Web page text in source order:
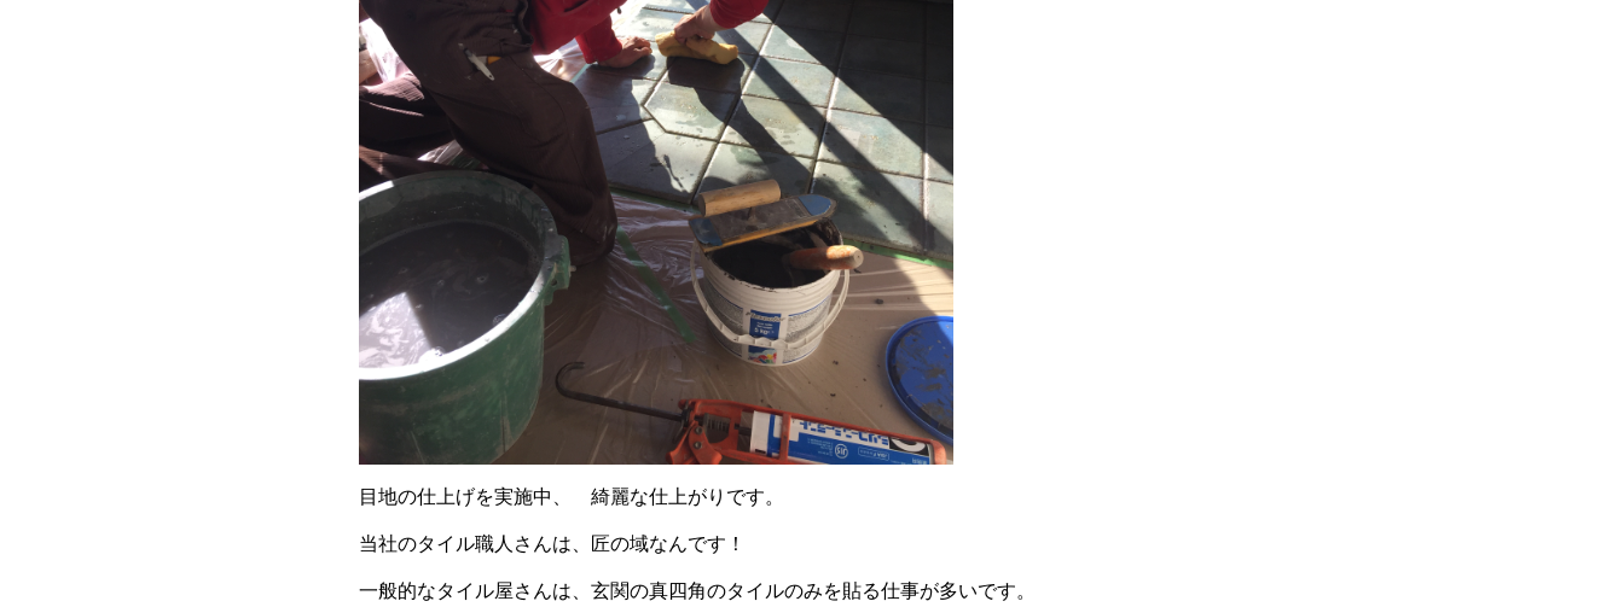
目地の仕上げを実施中、 綺麗な仕上がりです。
当社のタイル職人さんは、匠の域なんです！
一般的なタイル屋さんは、玄関の真四角のタイルのみを貼る仕事が多いです。